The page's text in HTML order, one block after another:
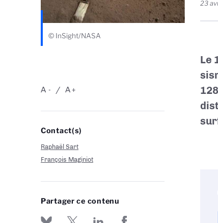
© InSight/NASA
-
A +
A
Contact(s)
Raphaël Sart
François Maginiot
Partager ce contenu
23
Le
128